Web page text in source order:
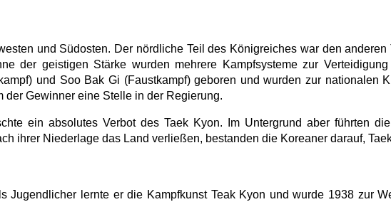
und Südosten. Der nördliche Teil des Königreiches war den
der geistigen Stärke wurden mehrere Kampfsysteme zur
und Soo Bak Gi (Faustkampf) geboren und wurden zur nationalen
der Gewinner eine Stelle in der Regierung.
ein absolutes Verbot des Taek Kyon. Im Untergrund aber führten
ihrer Niederlage das Land verließen, bestanden die Koreaner darauf,
lernte er die Kampfkunst Teak Kyon und wurde 1938 zur